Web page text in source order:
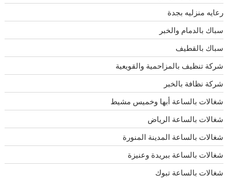
رعايه منزليه بجدة
سباك بالدمام والخبر
سباك بالقطيف
شركة تنظيف بالمزاحمية والقويعية
شركة نظافة بالخبر
شغالات بالساعة أبها وخميس مشيط
شغالات بالساعة الرياض
شغالات بالساعة المدينة المنورة
شغالات بالساعة ببريدة وعنيزة
شغالات بالساعة تبوك